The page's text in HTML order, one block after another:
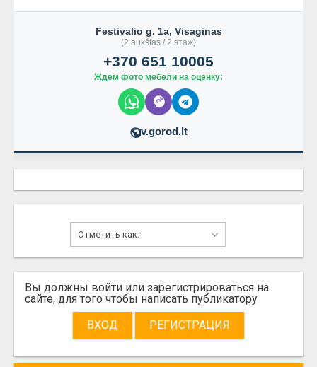
Festivalio g. 1a, Visaginas
(2 aukštas / 2 этаж)
+370 651 10005
Ждем фото мебели на оценку:
v.gorod.lt
Вы должны войти или зарегистрироваться на
сайте, для того чтобы написать публикатору
ВХОД
РЕГИСТРАЦИЯ